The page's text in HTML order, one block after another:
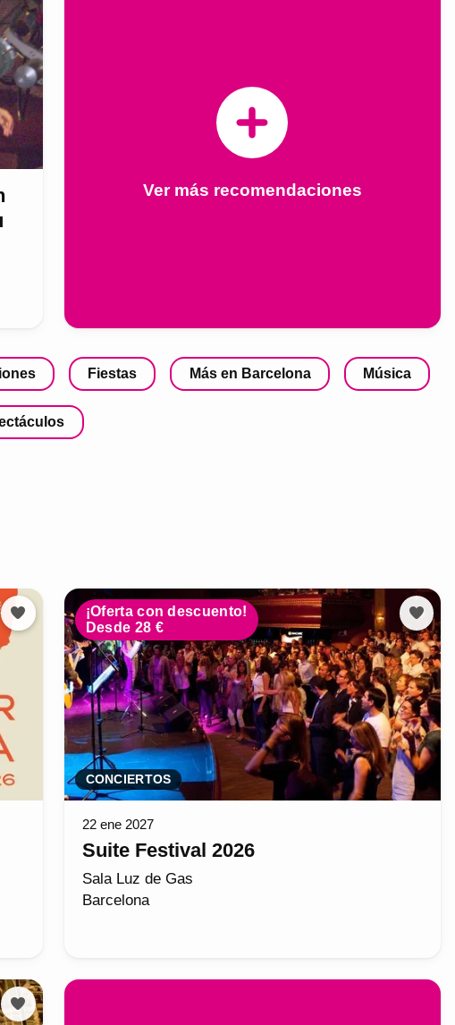
Ver más recomendaciones
Fiestas Más en Barcelona Música
¡Oferta con descuento!
Desde 28 €
CONCIERTOS
22 ene 2027
Suite Festival 2026
Sala Luz de Gas
Barcelona